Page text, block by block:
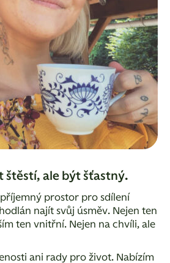
štěstí, ale být šťastný.
prostor pro sdílení
najít svůj úsměv. Nejen ten
ten vnitřní. Nejen na chvíli, ale
ani rady pro život. Nabízím